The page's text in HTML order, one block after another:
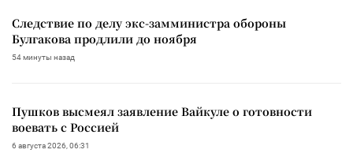
Следствие по делу экс-замминистра обороны
Булгакова продлили до ноября
54 минуты назад
Пушков высмеял заявление Вайкуле о готовности
воевать с Россией
6 августа 2026, 06:31